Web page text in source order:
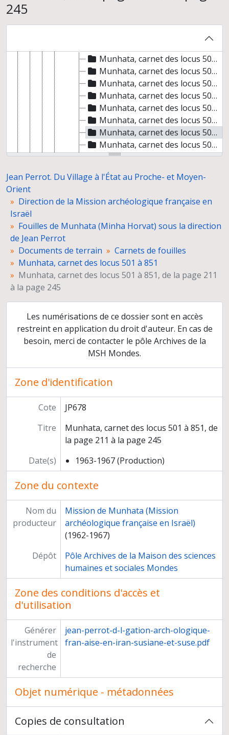
245
Carnets de fouilles
Munhata, carnet des locus 501 à 851, de la page 1 à la page 35
Munhata, carnet des locus 501 à 851, de la page 36 à la page 70
Munhata, carnet des locus 501 à 851, de la page 71 à la page 105
Munhata, carnet des locus 501 à 851, de la page 106 à la page 140
Munhata, carnet des locus 501 à 851, de la page 141 à la page 175
Munhata, carnet des locus 501 à 851, de la page 176 à la page 210
Munhata, carnet des locus 501 à 851, de la page 211 à la page 245
Munhata, carnet des locus 501 à 851 de Munhata, de la page 246 à la page 280
Munhata, carnet des locus 501 à 851, de la page 281 à la page 315
Munhata, carnet des locus 501 à 851, de la page 316 à la page 350
Munhata, carnet des locus 501 à 851, de la page 351 à la page 377
Catalogues de fouilles
Catalogues et listes du matériel archéologique
Dessins d'objets
Fiches d'objets
Négatifs et planches-contacts
Diapositives
Films
Rapports de fouilles
Organisation et gestion de la mission
Dossiers d'étude
Préparation de publications
Presse
Reprise des fouilles de Munhata, sous la direction de Catherine Commenge
Délégation archéologique française en Iran
Direction de la revue Paléorient
Congrès et conférences
Médiation scientifique
Participation à des instances
Titre et travaux
Jean Perrot. Du Village à l'État au Proche- et Moyen-
Orient
Direction de la Mission archéologique française en
Israël
Fouilles de Munhata (Minha Horvat) sous la direction
de Jean Perrot
Documents de terrain
Carnets de fouilles
Munhata, carnet des locus 501 à 851
Munhata, carnet des locus 501 à 851, de la page 211
à la page 245
Les numérisations de ce dossier sont en accès
restreint en application du droit d'auteur. En cas de
besoin, merci de contacter le pôle Archives de la
MSH Mondes.
Zone d'identification
Cote
JP678
Titre
Munhata, carnet des locus 501 à 851, de
la page 211 à la page 245
Date(s)
1963-1967 (Production)
Zone du contexte
Nom du
producteur
Mission de Munhata (Mission
archéologique française en Israël)
(1962-1967)
Dépôt
Pôle Archives de la Maison des sciences
humaines et sociales Mondes
Zone des conditions d'accès et
d'utilisation
Générer
l'instrument
de
recherche
jean-perrot-d-l-gation-arch-ologique-
fran-aise-en-iran-susiane-et-suse.pdf
Objet numérique - métadonnées
Copies de consultation